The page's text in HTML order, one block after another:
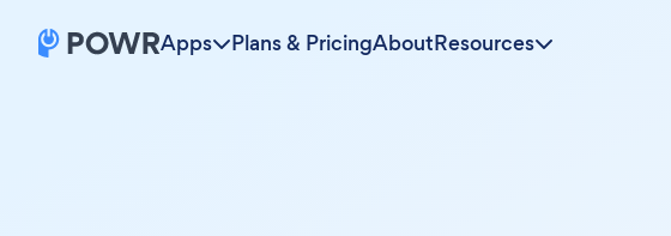
Apps Plans & PricingAboutResources